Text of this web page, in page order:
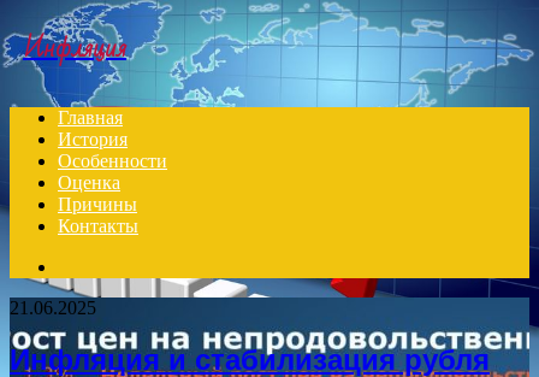
Menu
Инфляция
Главная
История
Особенности
Оценка
Причины
Контакты
for
21.06.2025
Инфляция и стабилизация рубля